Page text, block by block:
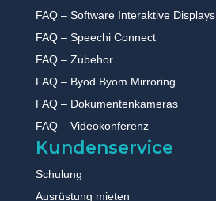
FAQ – Software Interaktive Displays
FAQ – Speechi Connect
FAQ – Zubehor
FAQ – Byod Byom Mirroring
FAQ – Dokumentenkameras
FAQ – Videokonferenz
Kundenservice
Schulung
Ausrüstung mieten